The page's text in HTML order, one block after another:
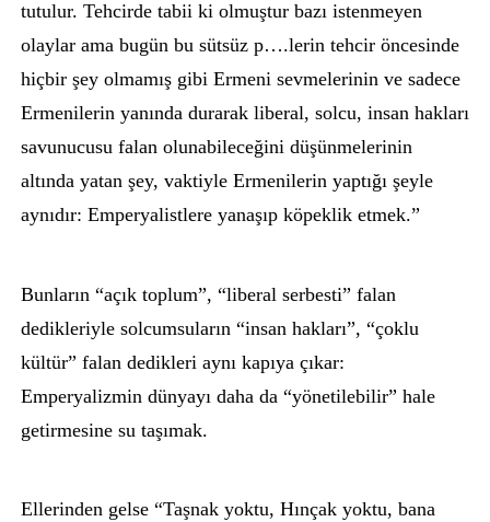
tutulur. Tehcirde tabii ki olmuştur bazı istenmeyen
olaylar ama bugün bu sütsüz p….lerin tehcir öncesinde
hiçbir şey olmamış gibi Ermeni sevmelerinin ve sadece
Ermenilerin yanında durarak liberal, solcu, insan hakları
savunucusu falan olunabileceğini düşünmelerinin
altında yatan şey, vaktiyle Ermenilerin yaptığı şeyle
aynıdır: Emperyalistlere yanaşıp köpeklik etmek.”
Bunların “açık toplum”, “liberal serbesti” falan
dedikleriyle solcumsuların “insan hakları”, “çoklu
kültür” falan dedikleri aynı kapıya çıkar:
Emperyalizmin dünyayı daha da “yönetilebilir” hale
getirmesine su taşımak.
Ellerinden gelse “Taşnak yoktu, Hınçak yoktu, bana